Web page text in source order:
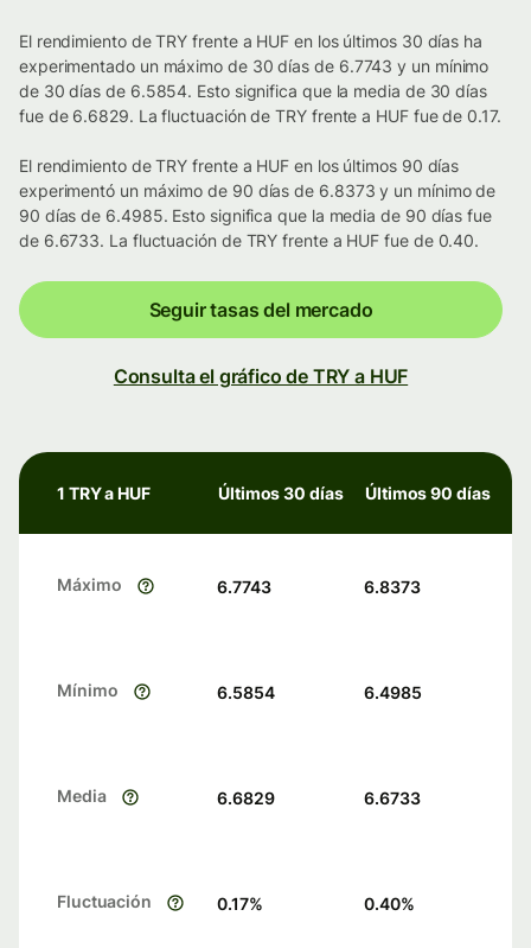
El rendimiento de TRY frente a HUF en los últimos 30 días ha
experimentado un máximo de 30 días de 6.7743 y un mínimo
de 30 días de 6.5854. Esto significa que la media de 30 días
fue de 6.6829. La fluctuación de TRY frente a HUF fue de 0.17.
El rendimiento de TRY frente a HUF en los últimos 90 días
experimentó un máximo de 90 días de 6.8373 y un mínimo de
90 días de 6.4985. Esto significa que la media de 90 días fue
de 6.6733. La fluctuación de TRY frente a HUF fue de 0.40.
Seguir tasas del mercado
Consulta el gráfico de TRY a HUF
1 TRY a HUF Últimos 30 días Últimos 90 días
Máximo 6.7743 6.8373
Mínimo 6.5854 6.4985
Media 6.6829 6.6733
Fluctuación 0.17% 0.40%